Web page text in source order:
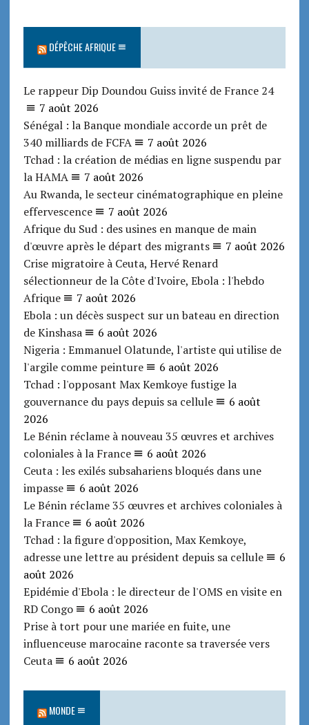
DÉPÊCHE AFRIQUE
Le rappeur Dip Doundou Guiss invité de France 24
7 août 2026
Sénégal : la Banque mondiale accorde un prêt de
340 milliards de FCFA
7 août 2026
Tchad : la création de médias en ligne suspendu par
la HAMA
7 août 2026
Au Rwanda, le secteur cinématographique en pleine
effervescence
7 août 2026
Afrique du Sud : des usines en manque de main
d'œuvre après le départ des migrants
7 août 2026
Crise migratoire à Ceuta, Hervé Renard
sélectionneur de la Côte d'Ivoire, Ebola : l'hebdo
Afrique
7 août 2026
Ebola : un décès suspect sur un bateau en direction
de Kinshasa
6 août 2026
Nigeria : Emmanuel Olatunde, l'artiste qui utilise de
l'argile comme peinture
6 août 2026
Tchad : l'opposant Max Kemkoye fustige la
gouvernance du pays depuis sa cellule
6 août
2026
Le Bénin réclame à nouveau 35 œuvres et archives
coloniales à la France
6 août 2026
Ceuta : les exilés subsahariens bloqués dans une
impasse
6 août 2026
Le Bénin réclame 35 œuvres et archives coloniales à
la France
6 août 2026
Tchad : la figure d'opposition, Max Kemkoye,
adresse une lettre au président depuis sa cellule
6
août 2026
Epidémie d'Ebola : le directeur de l'OMS en visite en
RD Congo
6 août 2026
Prise à tort pour une mariée en fuite, une
influenceuse marocaine raconte sa traversée vers
Ceuta
6 août 2026
MONDE